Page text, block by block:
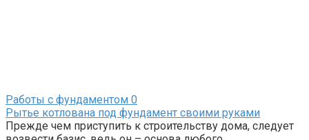
Работы с фундаментом 0
Рытье котлована под фундамент своими руками
Прежде чем приступить к строительству дома, следует